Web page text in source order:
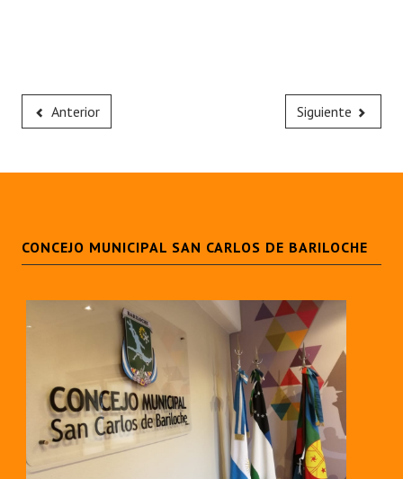
Anterior Siguiente
CONCEJO MUNICIPAL SAN CARLOS DE BARILOCHE